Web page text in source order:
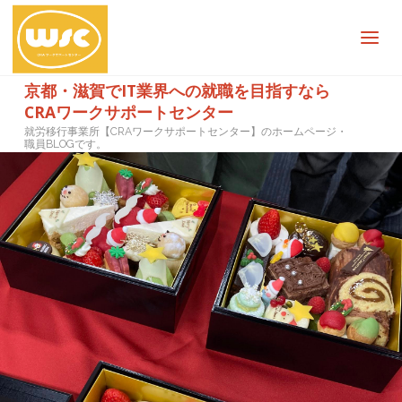
京都・滋賀でIT業界への就職を目指すなら
CRAワークサポートセンター
就労移行事業所【CRAワークサポートセンター】のホームページ・
職員BLOGです。